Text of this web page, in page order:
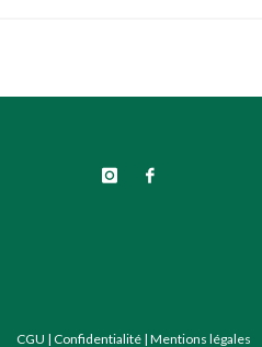
CGU | Confidentialité | Mentions légales